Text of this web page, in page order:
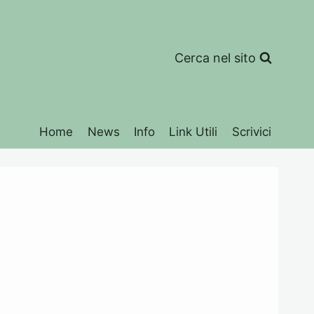
Cerca nel sito
Home News Info Link Utili Scrivici